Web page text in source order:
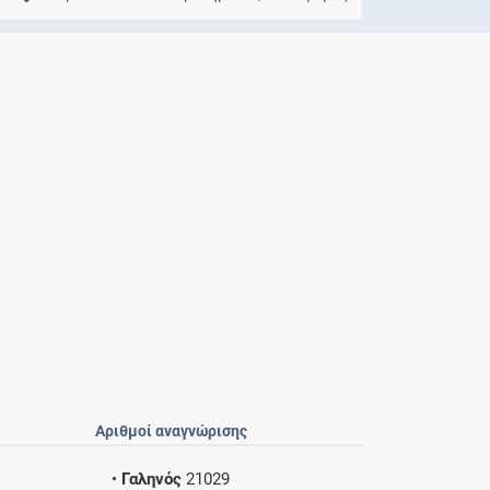
Αριθμοί αναγνώρισης
• Γαληνός 21029